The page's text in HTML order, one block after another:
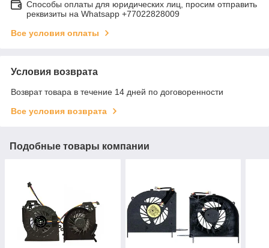
Способы оплаты для юридических лиц, просим отправить
реквизиты на Whatsapp +77022828009
Все условия оплаты
Условия возврата
Возврат товара в течение 14 дней по договоренности
Все условия возврата
Подобные товары компании